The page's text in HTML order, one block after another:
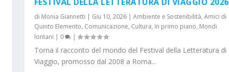
di Monia Giannetti | Giu 10, 2026| Ambiente e Sostenibilità, Amici di
Quinto Elemento, Comunicazione, Cultura, In primo piano, Mondi
lontani | 0 |
Torna il racconto del mondo del Festival della Letteratura di
Viaggio, promosso dal 2008 a Roma...